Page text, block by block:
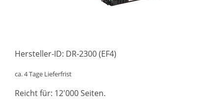
Hersteller-ID: DR-2300 (EF4)
ca. 4 Tage Lieferfrist
Reicht für: 12'000 Seiten.